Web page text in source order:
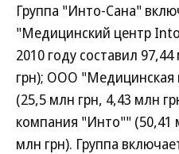
Группа "Инто-Сана"
"Медицинский центр
2010 году составил
грн); ООО
(25,5 млн грн, 4,43 млн
компания "Инто"" (50,41
млн грн). Группа